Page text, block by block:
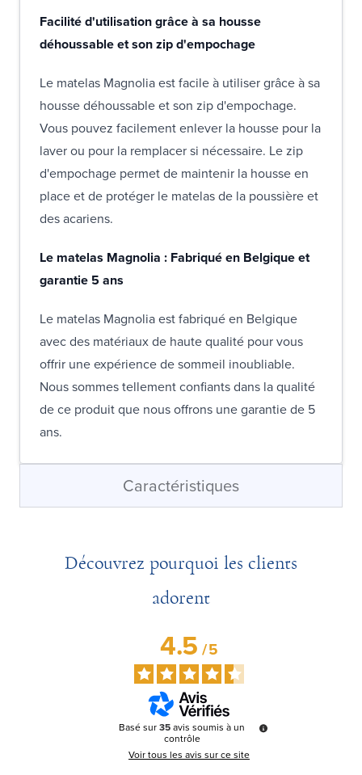
Facilité d'utilisation grâce à sa housse
déhoussable et son zip d'empochage
Le matelas Magnolia est facile à utiliser grâce à sa
housse déhoussable et son zip d'empochage.
Vous pouvez facilement enlever la housse pour la
laver ou pour la remplacer si nécessaire. Le zip
d'empochage permet de maintenir la housse en
place et de protéger le matelas de la poussière et
des acariens.
Le matelas Magnolia : Fabriqué en Belgique et
garantie 5 ans
Le matelas Magnolia est fabriqué en Belgique
avec des matériaux de haute qualité pour vous
offrir une expérience de sommeil inoubliable.
Nous sommes tellement confiants dans la qualité
de ce produit que nous offrons une garantie de 5
ans.
Caractéristiques
Découvrez pourquoi les clients
adorent
4.5/5
Basé sur35avis soumis à un
contrôle
Voir tous les avis sur ce site